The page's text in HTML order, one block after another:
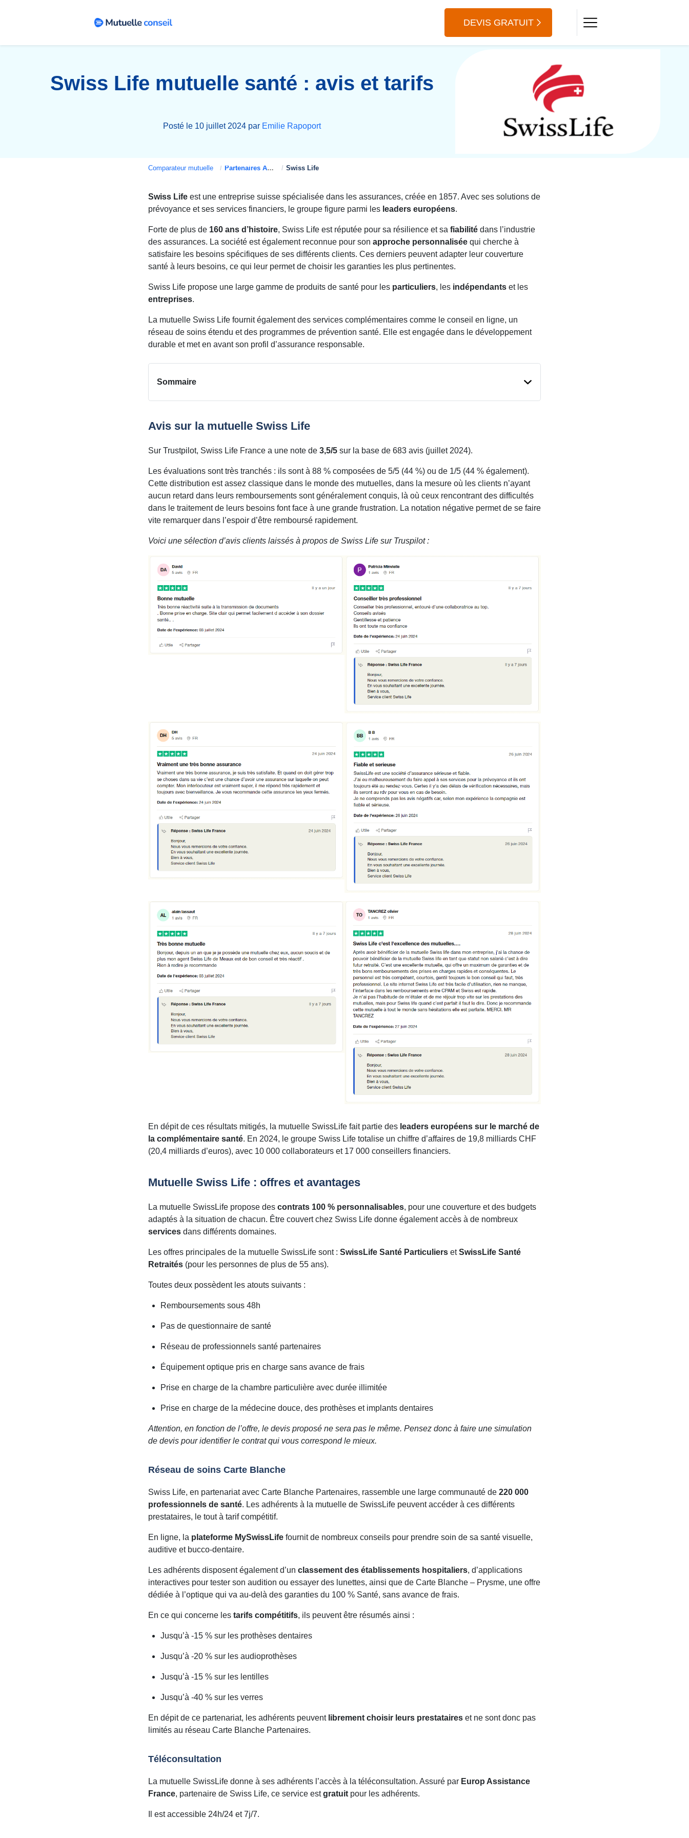
DEVIS GRATUIT
Swiss Life mutuelle santé : avis et tarifs
Posté le 10 juillet 2024 par Emilie Rapoport
Comparateur mutuelle Partenaires Assureurs Swiss Life
Swiss Lifeest une entreprise suisse spécialisée dans les assurances, créée en 1857. Avec ses solutions de
prévoyance et ses services financiers, le groupe figure parmi les leaders européens.
Forte de plus de 160 ans d’histoire, Swiss Life est réputée pour sa résilience et sa fiabilitédans l’industrie
des assurances. La société est également reconnue pour son approche personnaliséequi cherche à
satisfaire les besoins spécifiques de ses différents clients. Ces derniers peuvent adapter leur couverture
santé à leurs besoins, ce qui leur permet de choisir les garanties les plus pertinentes.
Swiss Life propose une large gamme de produits de santé pour les particuliers, les indépendantset les
entreprises.
La mutuelle Swiss Lifefournit également des services complémentaires comme le conseil en ligne, un
réseau de soins étendu et des programmes de prévention santé. Elle est engagée dans le développement
durable et met en avant son profil d’assurance responsable.
Sommaire
Avis sur la mutuelle Swiss Life
Sur Trustpilot, Swiss Life France a une note de 3,5/5 sur la base de 683 avis (juillet 2024).
Les évaluations sont très tranchés : ils sont à 88 % composées de 5/5 (44 %) ou de 1/5 (44 % également).
Cette distribution est assez classique dans le monde des mutuelles, dans la mesure où les clients n’ayant
aucun retard dans leurs remboursements sont généralement conquis, là où ceux rencontrant des difficultés
dans le traitement de leurs besoins font face à une grande frustration. La notation négative permet de se faire
vite remarquer dans l’espoir d’être remboursé rapidement.
Voici une sélection d’avis clients laissés à propos de Swiss Life sur Truspilot :
En dépit de ces résultats mitigés, la mutuelle SwissLife fait partie desleaders européens sur le marché de
la complémentaire santé. En 2024, le groupe Swiss Life totalise un chiffre d’affaires de 19,8 milliards CHF
(20,4 milliards d’euros), avec 10 000 collaborateurs et 17 000 conseillers financiers.
Mutuelle Swiss Life : offres et avantages
La mutuelle SwissLife propose des contrats 100 % personnalisables, pour une couverture et des budgets
adaptés à la situation de chacun. Être couvert chez Swiss Life donne également accès à de nombreux
services dans différents domaines.
Les offres principales de la mutuelle SwissLife sont : SwissLife Santé ParticuliersetSwissLife Santé
Retraités(pour les personnes de plus de 55 ans).
Toutes deux possèdent les atouts suivants :
Remboursements sous 48h
Pas de questionnaire de santé
Réseau de professionnels santé partenaires
Équipement optique pris en charge sans avance de frais
Prise en charge de la chambre particulière avec durée illimitée
Prise en charge de la médecine douce, des prothèses et implants dentaires
Attention, en fonction de l’offre, le devis proposé ne sera pas le même. Pensez donc à faire une simulation
de devis pour identifier le contrat qui vous correspond le mieux.
Réseau de soins Carte Blanche
Swiss Life, en partenariat avec Carte Blanche Partenaires, rassemble une large communauté de 220 000
professionnels de santé. Les adhérents à la mutuelle de SwissLife peuvent accéder à ces différents
prestataires, le tout à tarif compétitif.
En ligne, la plateforme MySwissLife fournit de nombreux conseils pour prendre soin de sa santé visuelle,
auditive et bucco-dentaire.
Les adhérents disposent également d’un classement des établissements hospitaliers, d’applications
interactives pour tester son audition ou essayer des lunettes, ainsi que de Carte Blanche – Prysme, une offre
dédiée à l’optique qui va au-delà des garanties du 100 % Santé, sans avance de frais.
En ce qui concerne les tarifs compétitifs, ils peuvent être résumés ainsi :
Jusqu’à -15 % sur les prothèses dentaires
Jusqu’à -20 % sur les audioprothèses
Jusqu’à -15 % sur les lentilles
Jusqu’à -40 % sur les verres
En dépit de ce partenariat, les adhérents peuvent librement choisir leurs prestataireset ne sont donc pas
limités au réseau Carte Blanche Partenaires.
Téléconsultation
La mutuelle SwissLife donne à ses adhérents l’accès à la téléconsultation. Assuré par Europ Assistance
France, partenaire de Swiss Life, ce service estgratuitpour les adhérents.
Il est accessible 24h/24 et 7j/7.